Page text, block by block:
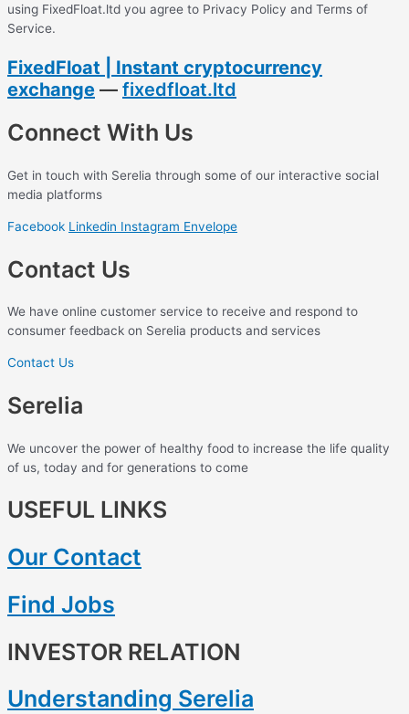
using FixedFloat.ltd you agree to Privacy Policy and Terms of
Service.
FixedFloat | Instant cryptocurrency
exchange — fixedfloat.ltd
Connect With Us
Get in touch with Serelia through some of our interactive social
media platforms
Facebook Linkedin Instagram Envelope
Contact Us
We have online customer service to receive and respond to
consumer feedback on Serelia products and services
Contact Us
Serelia
We uncover the power of healthy food to increase the life quality
of us, today and for generations to come
USEFUL LINKS
Our Contact
Find Jobs
INVESTOR RELATION
Understanding Serelia